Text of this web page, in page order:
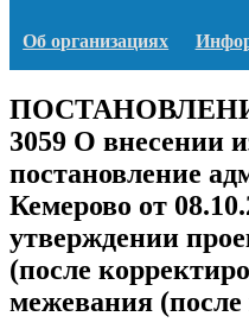
Об организациях
3059 О внесении
постановление
Кемерово от
утверждении
(после
межевания